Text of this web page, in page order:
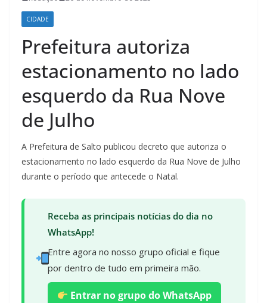
CIDADE
Prefeitura autoriza
estacionamento no lado
esquerdo da Rua Nove
de Julho
A Prefeitura de Salto publicou decreto que autoriza o
estacionamento no lado esquerdo da Rua Nove de Julho
durante o período que antecede o Natal.
Receba as principais notícias do dia no
WhatsApp!
Entre agora no nosso grupo oficial e fique
por dentro de tudo em primeira mão.
Entrar no grupo do WhatsApp